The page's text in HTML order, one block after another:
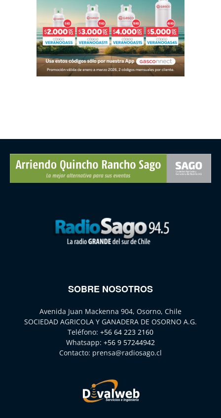
SOBRE NOSOTROS
Avenida Juan Mackenna 904, Osorno, Chile
SOCIEDAD AGRICOLA Y GANADERA DE OSORNO A.G.
Teléfono: +56 64 223 2160
Whatsapp: +56 9 57244942
Contacto: prensa@radiosago.cl